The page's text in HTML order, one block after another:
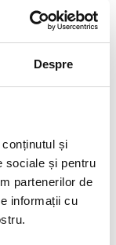
Despre
și
sociale și pentru
partenerilor de
informații cu
Violet